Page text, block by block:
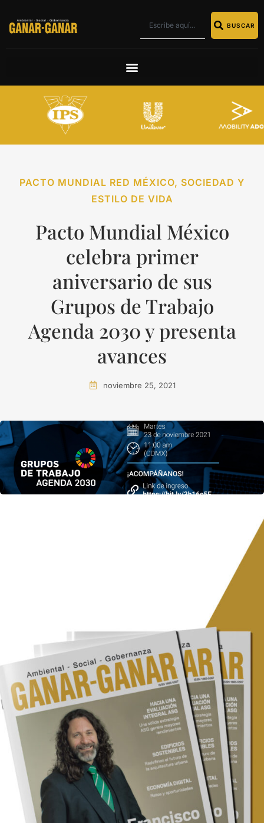
BUSCAR
PACTO MUNDIAL RED MÉXICO, SOCIEDAD Y
ESTILO DE VIDA
Pacto Mundial México
celebra primer
aniversario de sus
Grupos de Trabajo
Agenda 2030 y presenta
avances
noviembre 25, 2021